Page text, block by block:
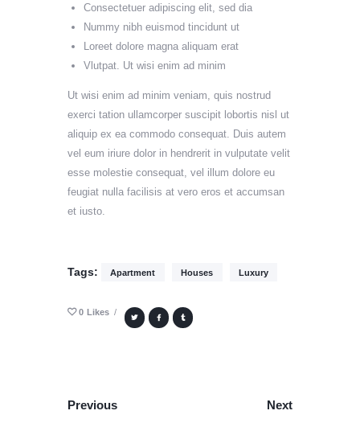
Consectetuer adipiscing elit, sed dia
Nummy nibh euismod tincidunt ut
Loreet dolore magna aliquam erat
Vlutpat. Ut wisi enim ad minim
Ut wisi enim ad minim veniam, quis nostrud
exerci tation ullamcorper suscipit lobortis nisl ut
aliquip ex ea commodo consequat. Duis autem
vel eum iriure dolor in hendrerit in vulputate velit
esse molestie consequat, vel illum dolore eu
feugiat nulla facilisis at vero eros et accumsan
et iusto.
Tags: Apartment Houses Luxury
0 Likes
Previous Next